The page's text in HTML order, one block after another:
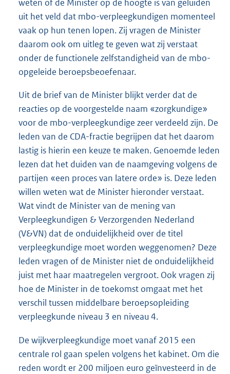
weten of de Minister op de hoogte is van geluiden
uit het veld dat mbo-verpleegkundigen momenteel
vaak op hun tenen lopen. Zij vragen de Minister
daarom ook om uitleg te geven wat zij verstaat
onder de functionele zelfstandigheid van de mbo-
opgeleide beroepsbeoefenaar.
Uit de brief van de Minister blijkt verder dat de
reacties op de voorgestelde naam «zorgkundige»
voor de mbo-verpleegkundige zeer verdeeld zijn. De
leden van de CDA-fractie begrijpen dat het daarom
lastig is hierin een keuze te maken. Genoemde leden
lezen dat het duiden van de naamgeving volgens de
partijen «een proces van latere orde» is. Deze leden
willen weten wat de Minister hieronder verstaat.
Wat vindt de Minister van de mening van
Verpleegkundigen & Verzorgenden Nederland
(V&VN) dat de onduidelijkheid over de titel
verpleegkundige moet worden weggenomen? Deze
leden vragen of de Minister niet de onduidelijkheid
juist met haar maatregelen vergroot. Ook vragen zij
hoe de Minister in de toekomst omgaat met het
verschil tussen middelbare beroepsopleiding
verpleegkunde niveau 3 en niveau 4.
De wijkverpleegkundige moet vanaf 2015 een
centrale rol gaan spelen volgens het kabinet. Om die
reden wordt er 200 miljoen euro geïnvesteerd in de